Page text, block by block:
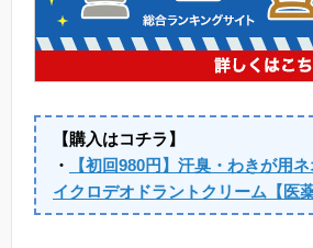
【購入はコチラ】
・
【初回980円】汗臭・わきが用
イクロデオドラントクリーム【医